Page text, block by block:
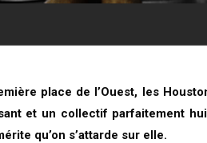
place de l’Ouest, les
et un collectif parfaitement
qu’on s’attarde sur elle.